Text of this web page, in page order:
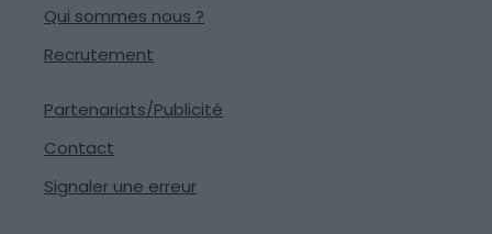
Qui sommes nous ?
Recrutement
Partenariats/Publicité
Contact
Signaler une erreur